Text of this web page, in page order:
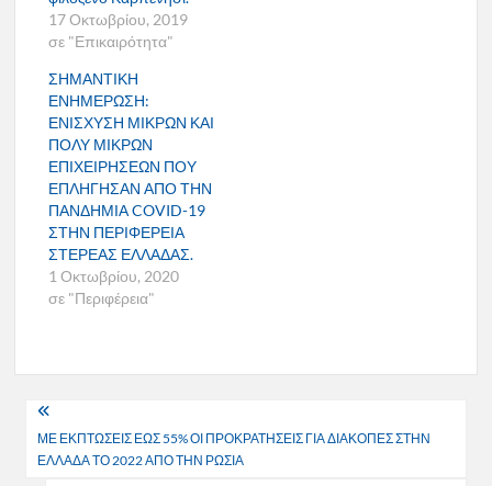
17 Οκτωβρίου, 2019
σε "Επικαιρότητα"
ΣΗΜΑΝΤΙΚΗ
ΕΝΗΜΕΡΩΣΗ:
ΕΝΙΣΧΥΣΗ ΜΙΚΡΩΝ ΚΑΙ
ΠΟΛΥ ΜΙΚΡΩΝ
ΕΠΙΧΕΙΡΗΣΕΩΝ ΠΟΥ
ΕΠΛΗΓΗΣΑΝ ΑΠΟ ΤΗΝ
ΠΑΝΔΗΜΙΑ COVID-19
ΣΤΗΝ ΠΕΡΙΦΕΡΕΙΑ
ΣΤΕΡΕΑΣ ΕΛΛΑΔΑΣ.
1 Οκτωβρίου, 2020
σε "Περιφέρεια"
Πλοήγηση
άρθρων
ΜΕ ΕΚΠΤΩΣΕΙΣ ΕΩΣ 55% ΟΙ ΠΡΟΚΡΑΤΗΣΕΙΣ ΓΙΑ ΔΙΑΚΟΠΕΣ ΣΤΗΝ
ΕΛΛΑΔΑ ΤΟ 2022 ΑΠΟ ΤΗΝ ΡΩΣΙΑ